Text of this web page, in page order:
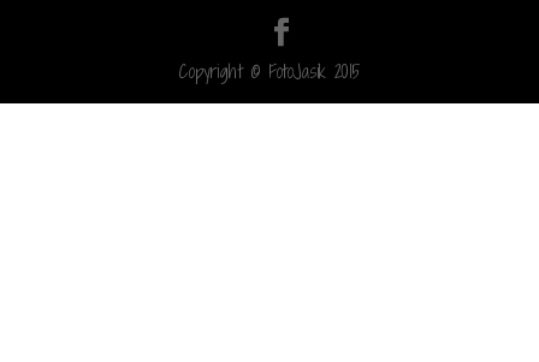
Copyright © FotoJasik 2015